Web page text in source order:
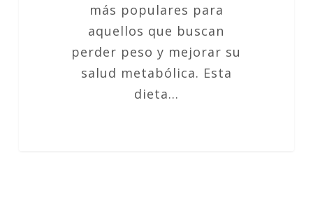
más populares para
aquellos que buscan
perder peso y mejorar su
salud metabólica. Esta
dieta…